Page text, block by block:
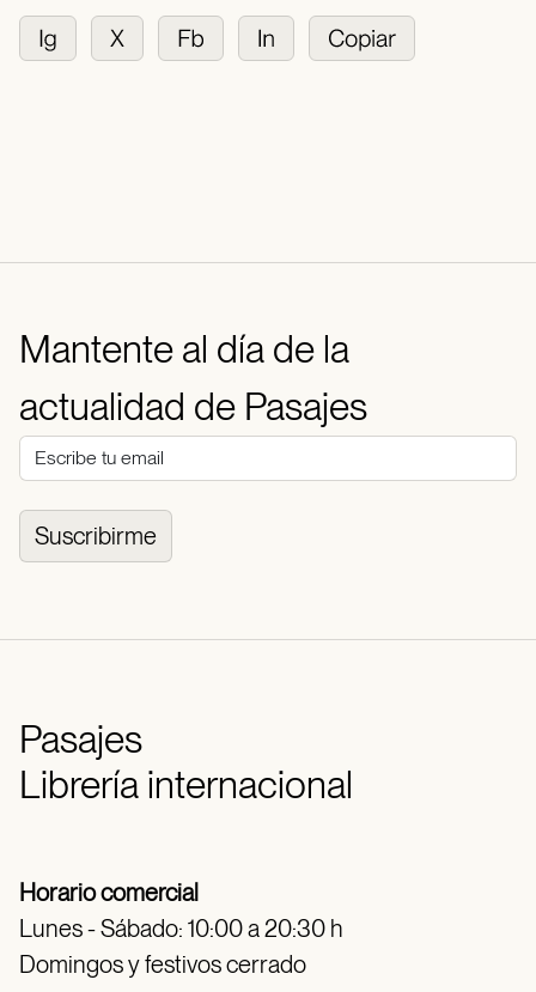
Mantente al día de la
actualidad de Pasajes
Suscribirme
Pasajes
Librería internacional
Horario comercial
Lunes - Sábado: 10:00 a 20:30 h
Domingos y festivos cerrado